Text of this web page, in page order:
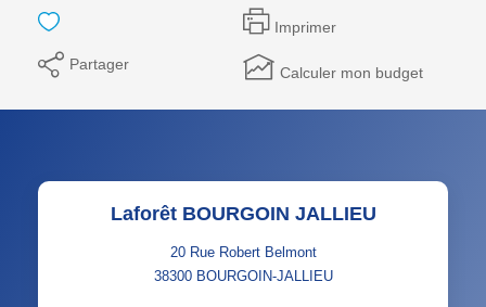
Imprimer
Partager Calculer mon budget
Laforêt BOURGOIN JALLIEU
20 Rue Robert Belmont
38300 BOURGOIN-JALLIEU